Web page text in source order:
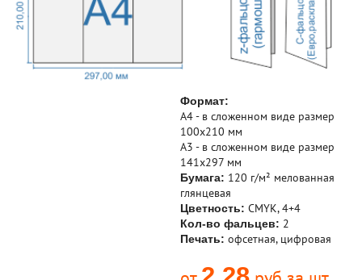
Формат:
А4 - в сложенном виде размер
100х210 мм
А3 - в сложенном виде размер
141х297 мм
Бумага: 120 г/м² мелованная
глянцевая
Цветность: CMYK, 4+4
Кол-во фальцев: 2
Печать: офсетная, цифровая